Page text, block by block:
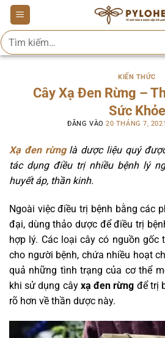
Bỏ
qua
nội
dung
Tìm
kiếm:
KIẾN THỨC
Cây Xạ Đen Rừng –
Sức Khỏe
ĐĂNG VÀO20 THÁNG 7, 2021
Xạ đen rừnglà dược liệu quý
tác dụng điều trị nhiều bệnh lý
huyết áp, thần kinh.
Ngoài việc điều trị bệnh bằng các
đại, dùng thảo dược để điều trị
hợp lý. Các loại cây có nguồn gốc
cho người bệnh, chứa nhiều hoạt
quả những tình trạng của cơ thể
khi sử dụng cây xạ đen rừng để trị
rõ hơn về thần dược này.